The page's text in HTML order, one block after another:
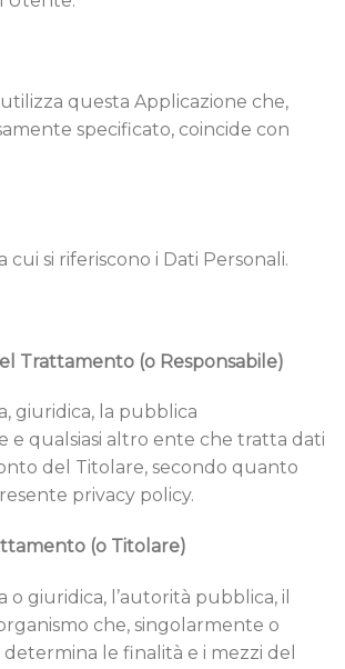
utilizza questa Applicazione che,
specificato, coincide con
cui si riferiscono i Dati Personali.
Trattamento (o Responsabile)
giuridica, la pubblica
e qualsiasi altro ente che tratta dati
del Titolare, secondo quanto
privacy policy.
(o Titolare)
o giuridica, l’autorità pubblica, il
che, singolarmente o
le finalità e i mezzi del